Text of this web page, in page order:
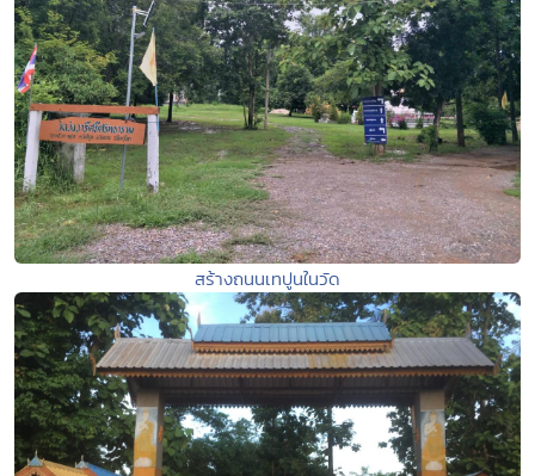
สร้างถนนเทปูนในวัด